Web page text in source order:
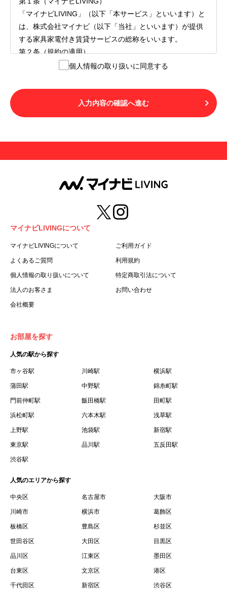
「マイナビLIVING」（以下「本サービス」といいます）と
は、株式会社マイナビ（以下「当社」といいます）が提供
する家具家電付き賃貸サービスの総称をいいます。
第２条（規約の適用）
１.本サービスを利用する者（以下「利用者」といいます）
LIVINGご契約にあたり取得する個人情報の取り扱いについ
て」の内容をすべて承諾したものとみなされます。不承諾
の意思表示は、本サービスを利用しないことをもってのみ
用することはできません。
第３条（用語の定義）
１.「本サ―ビス」とは、第１章第１条で規定する当社が運
営するマイナビLIVINGを意味します。
２.「利用者」とは、第１章第２条に規定する本サービスを
利用する個人を意味します。
３.「本サイト」とは、当社が運営する本サービスに関する
ます。
５.「会員」とは、第２章第１条に基づき会員登録が完了し
た個人を意味します。
録した情報、本サービス利用中に当社が登録を求めた情報
った場合の当該情報を意味します。
７.「本会員制度」とは、会員による本サービスの利用の促
進を目的とした会員制度を意味します。
借契約書およびオプション注文書を意味します。
９.「契約期間開始日」とは、定期建物賃貸借契約（以下
「賃貸借契約」と言います）の開始日のことで、利用者の
賃借権が発生する日を意味します。
するために、選んだ物件を保留することを意味します。
１１.「予約情報」とは、物件を予約するために必要な当社
所定の情報を意味します。物件情報や期間、オプション等
１２.「キャンセル」とは、賃貸借契約締結後から契約期間
開始日前までに、利用者が賃貸借契約を解除することを意
味します。
１３.「中途解約」とは、賃貸借契約期間の途中で、利用者
個人情報の取り扱いに同意する
入力内容の確認へ進む
マイナビLIVINGについて
マイナビLIVINGについて ご利用ガイド
よくあるご質問 利用規約
個人情報の取り扱いについて 特定商取引法について
法人のお客さま お問い合わせ
会社概要
お部屋を探す
人気の駅から探す
市ヶ谷駅 川崎駅 横浜駅
蒲田駅 中野駅 錦糸町駅
門前仲町駅 飯田橋駅 田町駅
浜松町駅 六本木駅 浅草駅
上野駅 池袋駅 新宿駅
東京駅 品川駅 五反田駅
渋谷駅
人気のエリアから探す
中央区 名古屋市 大阪市
川崎市 横浜市 葛飾区
板橋区 豊島区 杉並区
世田谷区 大田区 目黒区
品川区 江東区 墨田区
台東区 文京区 港区
千代田区 新宿区 渋谷区